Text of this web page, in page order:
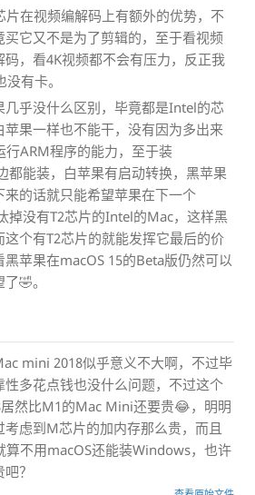
片在视频编解码上有额外的优势，不
它又不是为了剪辑的，至于看视频
，看4K视频都不会有压力，反正我
有卡。
几乎没什么区别，毕竟都是Intel的芯
果一样也不能干，没有因为多出来
行ARM程序的能力，至于装
能装，白苹果有启动转换，黑苹果
的话就只能希望苹果在下一个
掉没有T2芯片的Intel的Mac，这样黑
个有T2芯片的就能发挥它最后的价
苹果在macOS 15的Beta版仍然可以
🤣。
mini 2018似乎意义不大啊，不过毕
多花点钱也没什么问题，不过这个
然比M1的Mac Mini还要贵😂，明明
虑到M芯片的加内存那么贵，而且
不用macOS还能装Windows，也许
？